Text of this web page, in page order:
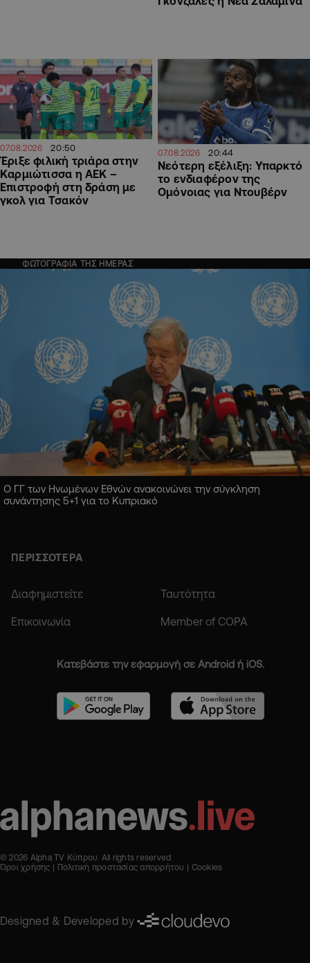
07.08.2026 20:50
Έριξε φιλική τριάρα στην
Καρμιώτισσα η ΑΕΚ –
Επιστροφή στη δράση με
γκολ για Τσακόν
07.08.2026 20:44
Νεότερη εξέλιξη: Υπαρκτό
το ενδιαφέρον της
Ομόνοιας για Ντουβέρν
ΦΩΤΟΓΡΑΦΙΑ ΤΗΣ ΗΜΕΡΑΣ
Ο ΓΓ των Ηνωμένων Εθνών ανακοινώνει την σύγκληση
συνάντησης 5+1 για το Κυπριακό
ΠΕΡΙΣΣΟΤΕΡΑ
Διαφημιστείτε Ταυτότητα
Επικοινωνία Member of COPA
Κατεβάστε την εφαρμογή σε Android ή iOS.
© 2026 Alpha TV Κύπρου. All rights reserved
Όροι χρήσης
Πολιτική προστασίας απορρήτου Cookies
Designed & Developed by